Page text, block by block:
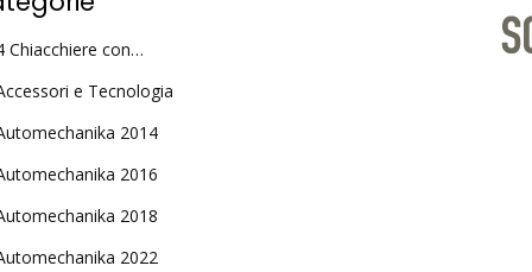
Chiacchiere con…
e Tecnologia
2014
2016
2018
2022